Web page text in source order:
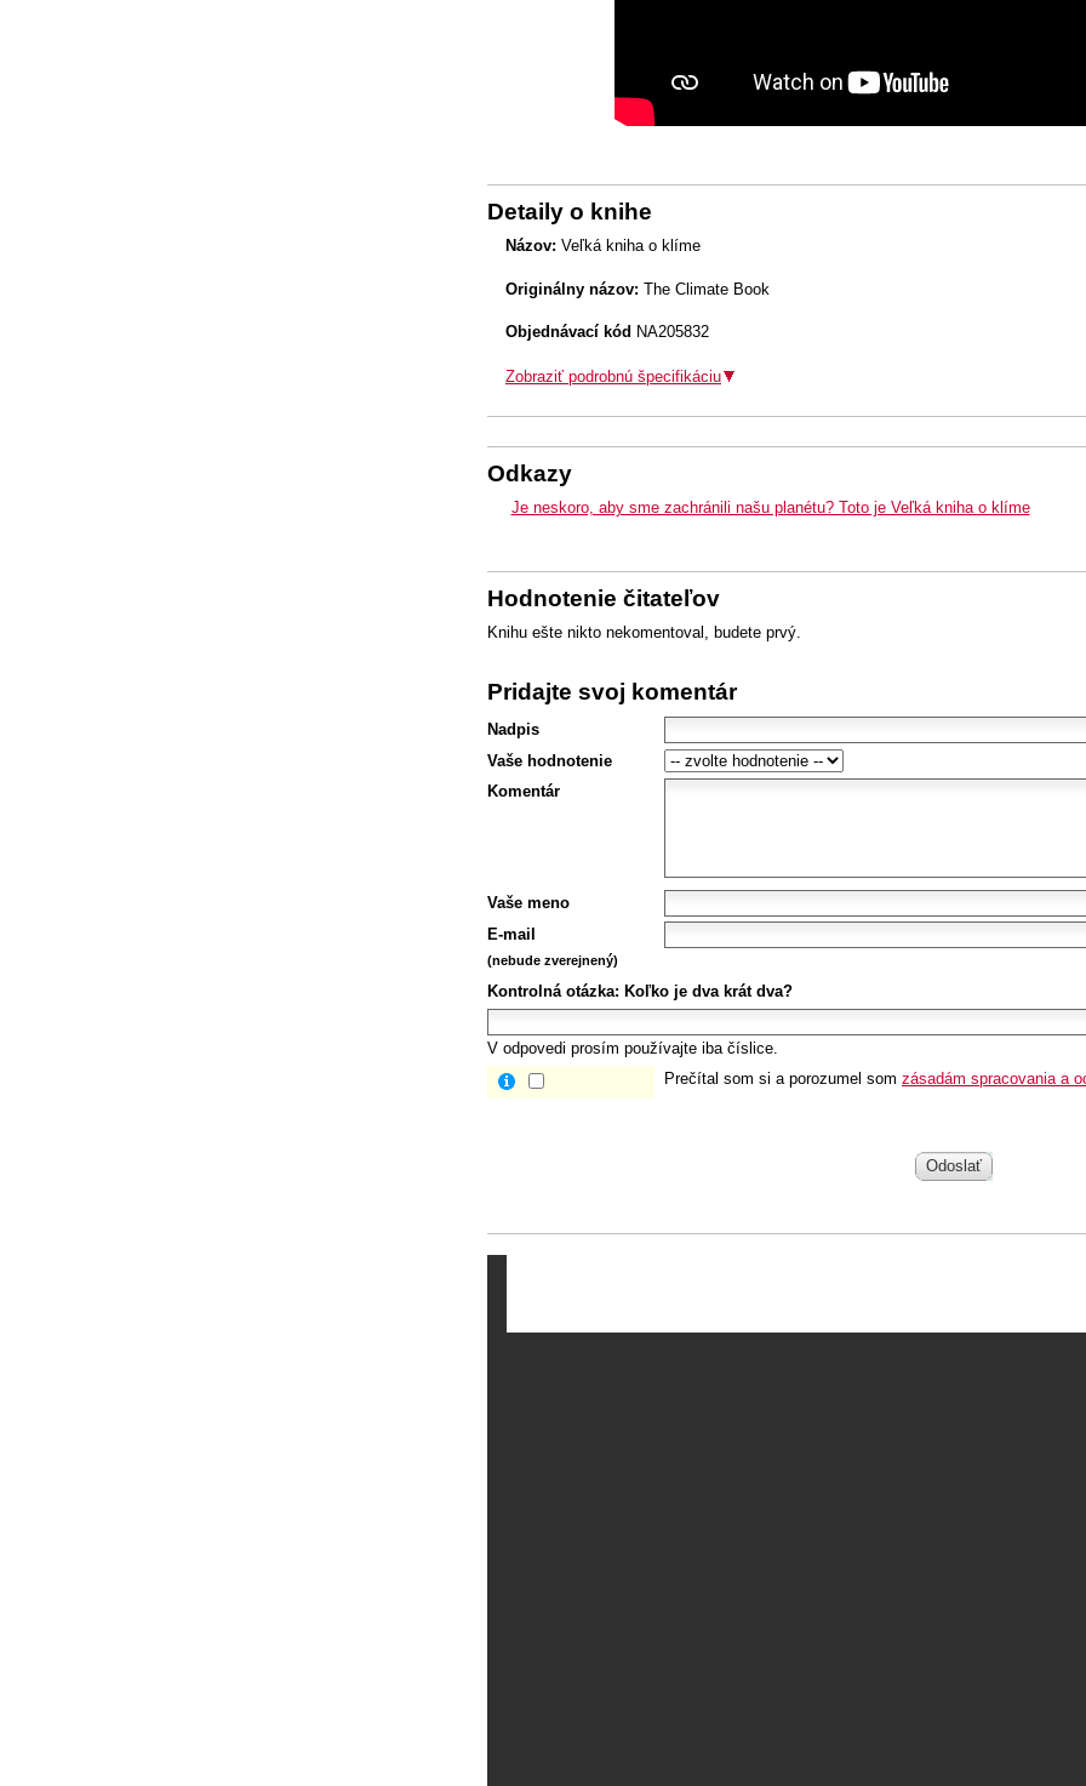
Detaily o knihe
Názov: Veľká kniha o klíme
Originálny názov: The Climate Book
Objednávací kód NA205832
Zobraziť podrobnú špecifikáciu
Odkazy
Je neskoro, aby sme zachránili našu planétu? Toto je Veľká kniha o klíme
Hodnotenie čitateľov
Knihu ešte nikto nekomentoval, budete prvý.
Pridajte svoj komentár
Nadpis
Vaše hodnotenie
Komentár
Vaše meno
E-mail
(nebude zverejnený)
Kontrolná otázka: Koľko je dva krát dva?
V odpovedi prosím používajte iba číslice.
Prečítal som si a porozumel som zásadám spracovania a
Odoslať